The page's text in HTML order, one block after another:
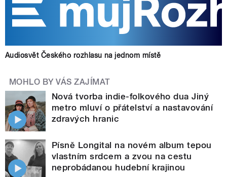
Audiosvět Českého rozhlasu na jednom místě
MOHLO BY VÁS ZAJÍMAT
Nová tvorba indie-folkového dua Jiný
metro mluví o přátelství a nastavování
zdravých hranic
Písně Longital na novém album tepou
vlastním srdcem a zvou na cestu
neprobádanou hudební krajinou